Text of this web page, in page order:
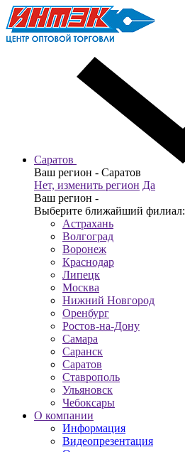
Саратов
Ваш регион - Саратов
Нет, изменить регион Да
Ваш регион -
Выберите ближайший филиал:
Астрахань
Волгоград
Воронеж
Краснодар
Липецк
Москва
Нижний Новгород
Оренбург
Ростов-на-Дону
Самара
Саранск
Саратов
Ставрополь
Ульяновск
Чебоксары
О компании
Информация
Видеопрезентация